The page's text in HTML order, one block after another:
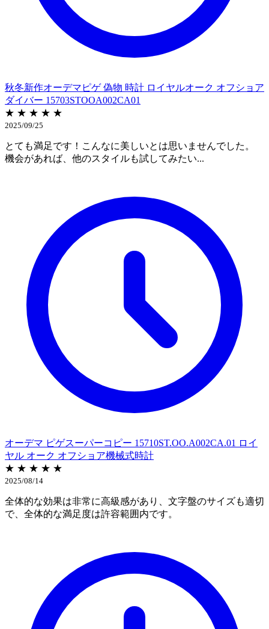
秋冬新作オーデマピゲ 偽物 時計 ロイヤルオーク オフショア
ダイバー 15703STOOA002CA01
★ ★ ★ ★ ★
2025/09/25
とても満足です！こんなに美しいとは思いませんでした。
機会があれば、他のスタイルも試してみたい...
オーデマ ピゲスーパーコピー 15710ST.OO.A002CA.01 ロイ
ヤル オーク オフショア機械式時計
★ ★ ★ ★ ★
2025/08/14
全体的な効果は非常に高級感があり、文字盤のサイズも適切
で、全体的な満足度は許容範囲内です。